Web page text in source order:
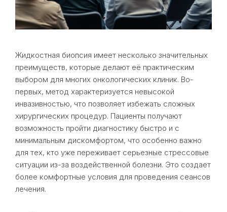
Жидкостная биопсия имеет несколько значительных
преимуществ, которые делают её практическим
выбором для многих онкологических клиник. Во-
первых, метод характеризуется невысокой
инвазивностью, что позволяет избежать сложных
хирургических процедур. Пациенты получают
возможность пройти диагностику быстро и с
минимальным дискомфортом, что особенно важно
для тех, кто уже переживает серьезные стрессовые
ситуации из-за воздейственной болезни. Это создает
более комфортные условия для проведения сеансов
лечения.